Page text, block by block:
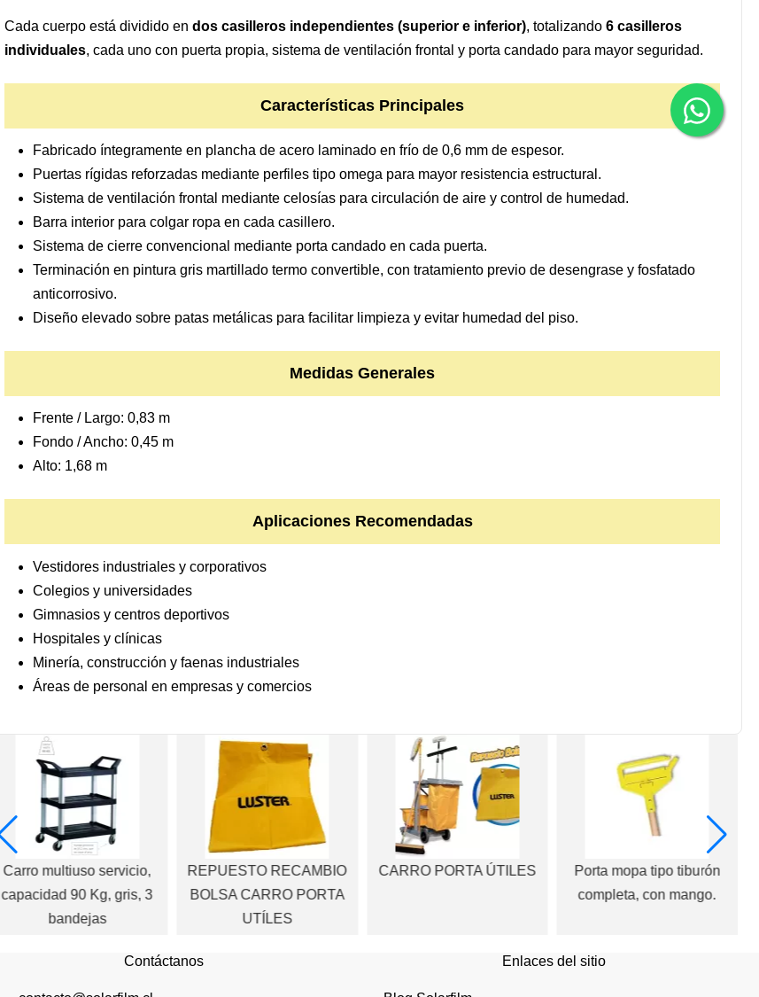
Cada cuerpo está dividido en dos casilleros independientes (superior e inferior), totalizando 6 casilleros
individuales, cada uno con puerta propia, sistema de ventilación frontal y porta candado para mayor seguridad.
Características Principales
Fabricado íntegramente en plancha de acero laminado en frío de 0,6 mm de espesor.
Puertas rígidas reforzadas mediante perfiles tipo omega para mayor resistencia estructural.
Sistema de ventilación frontal mediante celosías para circulación de aire y control de humedad.
Barra interior para colgar ropa en cada casillero.
Sistema de cierre convencional mediante porta candado en cada puerta.
Terminación en pintura gris martillado termo convertible, con tratamiento previo de desengrase y fosfatado
anticorrosivo.
Diseño elevado sobre patas metálicas para facilitar limpieza y evitar humedad del piso.
Medidas Generales
Frente / Largo: 0,83 m
Fondo / Ancho: 0,45 m
Alto: 1,68 m
Aplicaciones Recomendadas
Vestidores industriales y corporativos
Colegios y universidades
Gimnasios y centros deportivos
Hospitales y clínicas
Minería, construcción y faenas industriales
Áreas de personal en empresas y comercios
Carro multiuso servicio,
capacidad 90 Kg, gris, 3
bandejas
REPUESTO RECAMBIO
BOLSA CARRO PORTA
UTÍLES
CARRO PORTA ÚTILES
Porta mopa tipo tiburón
completa, con mango.
Contáctanos Enlaces del sitio